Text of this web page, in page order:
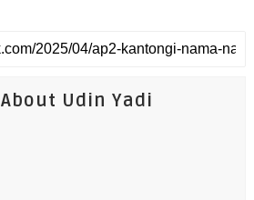
About Udin Yadi